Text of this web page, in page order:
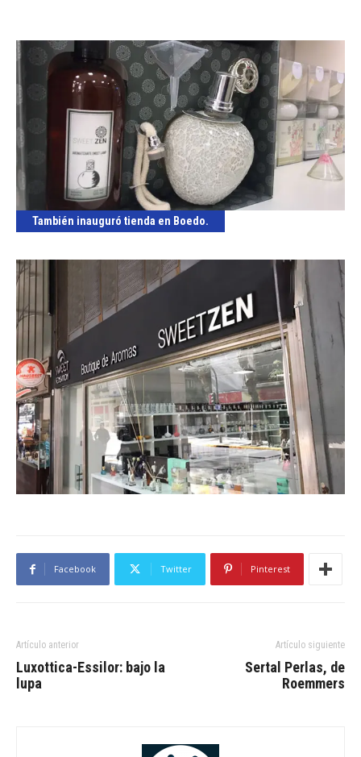
También inauguró tienda en Boedo.
Facebook Twitter Pinterest
Artículo anterior
Luxottica-Essilor: bajo la
lupa
Artículo siguiente
Sertal Perlas, de
Roemmers